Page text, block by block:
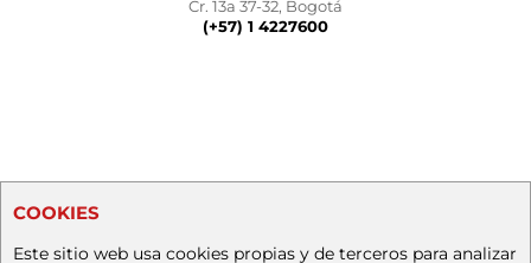
Cr. 13a 37-32, Bogotá
(+57) 1 4227600
COOKIES
Este sitio web usa cookies propias y de terceros para analizar